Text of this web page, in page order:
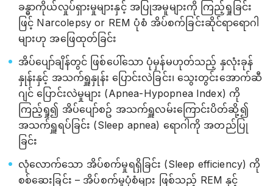
ခန္ဓာကိုယ်လှုပ်ရှားမှုများနှင့် အပြုအမူများကို ကြည့်ရှုခြင်း
ဖြင့် Narcolepsy or REM ပုံစံ အိပ်စက်ခြင်းဆိုင်ရာရောဂါ
များဟု အဖြေထုတ်ခြင်း
အိပ်ပျော်ချိန်တွင် ဖြစ်ပေါ်သော ပုံမှန်မဟုတ်သည့် နှလုံးခုန်
နှုန်းနှင့် အသက်ရှူနှုန်း ပြောင်းလဲခြင်း၊ သွေးတွင်းအောက်ဆီ
ဂျင် ပြောင်းလဲမှုများ (Apnea-Hypopnea Index) ကို
ကြည့်ရှု၍ အိပ်ပျော်စဥ် အသက်ရှူလမ်းကြောင်းပိတ်ဆို့၍
အသက်ရှူရပ်ခြင်း (Sleep apnea) ရောဂါကို အတည်ပြု
ခြင်း
လုံလောက်သော အိပ်စက်မှုရရှိခြင်း (Sleep efficiency) ကို
စစ်ဆေးခြင်း – အိပ်စက်မှုပုံစံများ ဖြစ်သည့် REM နှင့်